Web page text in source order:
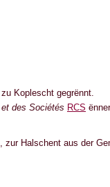
Koplescht gegrënnt.
des Sociétés RCS
zur Halschent aus der